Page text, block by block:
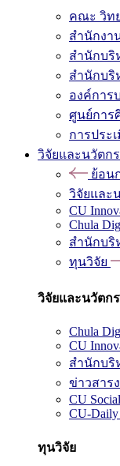
คณะ วิท
สำนักงา
สำนักบริ
สำนักบริ
องค์การ
ศูนย์การ
การประ
วิจัยและนวัตก
ย้อน
วิจัยและ
CU
Chula
สำนักบริ
ทุนวิจัย
วิจัยและนวัตก
Chula
CU
สำนักบริ
ข่าวสาร
CU
CU-Daily
ทุนวิจัย